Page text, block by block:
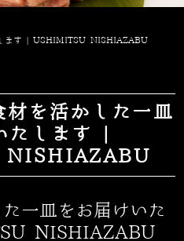
します | USHIMITSU NISHIAZABU
材を活かした一皿
たします |
一皿をお届けいた
NISHIAZABU